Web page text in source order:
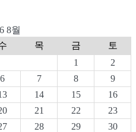
8월
목 금
토
1
2
6 7 8
9
14 15
16
21 22
23
28 29
30